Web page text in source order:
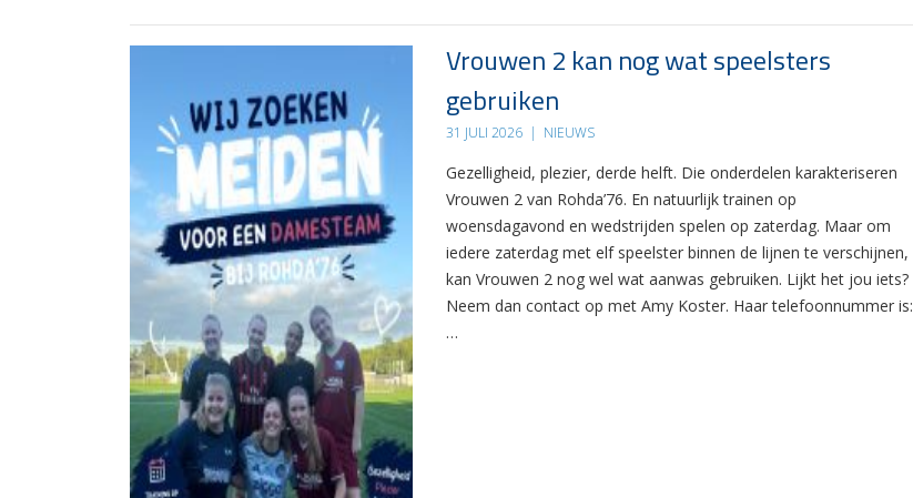
Vrouwen 2 kan nog wat speelsters
gebruiken
31 JULI 2026 | NIEUWS
Gezelligheid, plezier, derde helft. Die onderdelen karakteriseren
Vrouwen 2 van Rohda’76. En natuurlijk trainen op
woensdagavond en wedstrijden spelen op zaterdag. Maar om
iedere zaterdag met elf speelster binnen de lijnen te verschijnen,
kan Vrouwen 2 nog wel wat aanwas gebruiken. Lijkt het jou iets?
Neem dan contact op met Amy Koster. Haar telefoonnummer is:
…